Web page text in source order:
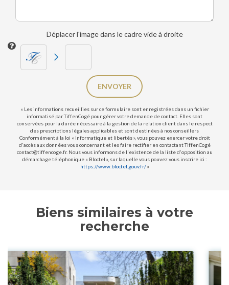
Déplacer l'image dans le cadre vide à droite
ENVOYER
« Les informations recueillies sur ce formulaire sont enregistrées dans un fichier
informatisé par TiffenCogé pour gérer votre demande de contact. Elles sont
conservées pour la durée nécessaire à la gestion de la relation client dans le respect
des prescriptions légales applicables et sont destinées à nos conseillers
Conformément à la loi « informatique et libertés », vous pouvez exercer votre droit
d'accès aux données vous concernant et les faire rectifier en contactant TiffenCogé
contact@tiffencoge.fr. Nous vous informons de l'existence de la liste d'opposition au
démarchage téléphonique « Bloctel », sur laquelle vous pouvez vous inscrire ici :
https://www.bloctel.gouv.fr/»
Biens similaires à votre
recherche